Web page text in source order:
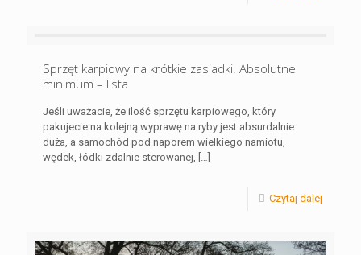
Sprzęt karpiowy na krótkie zasiadki. Absolutne
minimum – lista
Jeśli uważacie, że ilość sprzętu karpiowego, który
pakujecie na kolejną wyprawę na ryby jest absurdalnie
duża, a samochód pod naporem wielkiego namiotu,
wędek, łódki zdalnie sterowanej, […]
Czytaj dalej